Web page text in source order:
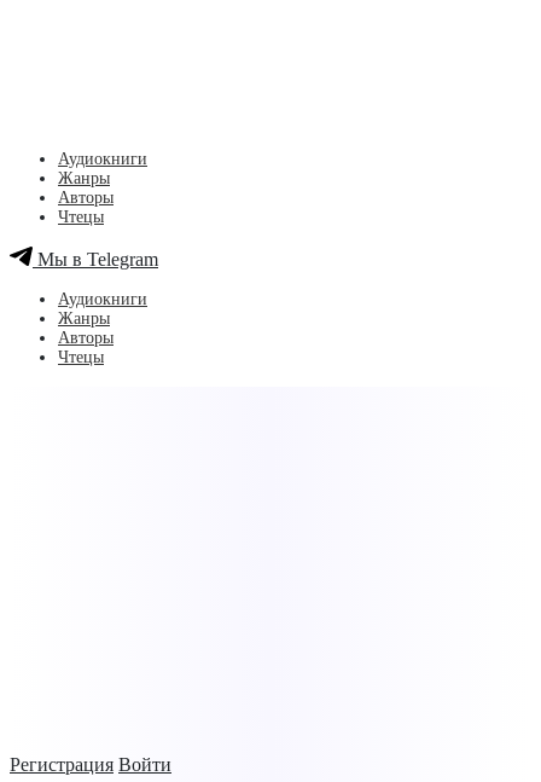
Регистрация Войти
Аудиокниги
Жанры
Авторы
Чтецы
Мы в Telegram
Аудиокниги
Жанры
Авторы
Чтецы